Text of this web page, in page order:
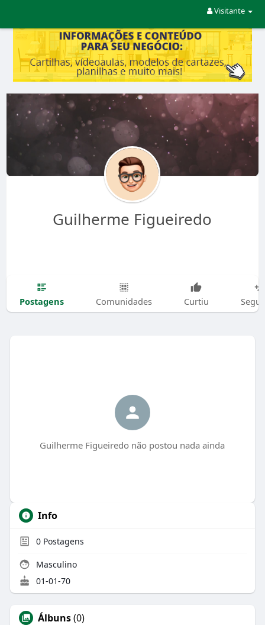
Visitante
Guilherme Figueiredo
Postagens Comunidades Curtiu
Guilherme Figueiredo não postou nada ainda
Info
0Postagens
Masculino
01-01-70
Álbuns(0)